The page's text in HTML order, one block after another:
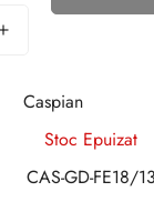
Caspian
Stoc Epuizat
CAS-GD-FE18/